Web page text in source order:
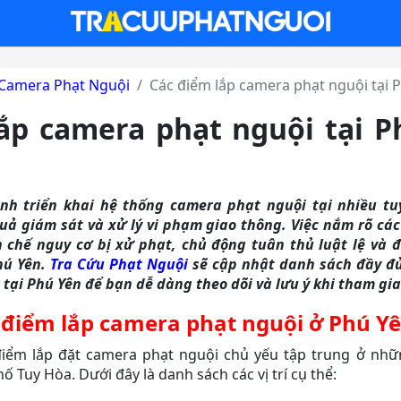
Phạt Nguội Các điểm lắp camera phạt nguội tại
camera phạt nguội tại
triển khai hệ thống camera phạt nguội tại nhiều
giám sát và xử lý vi phạm giao thông. Việc nắm rõ
chế nguy cơ bị xử phạt, chủ động tuân thủ luật lệ và
Yên. Tra Cứu Phạt Nguội sẽ cập nhật danh sách đầy
Phú Yên để bạn dễ dàng theo dõi và lưu ý khi tham
lắp camera phạt nguội ở Phú
lắp đặt camera phạt nguội chủ yếu tập trung ở
Tuy Hòa. Dưới đây là danh sách các vị trí cụ thể: